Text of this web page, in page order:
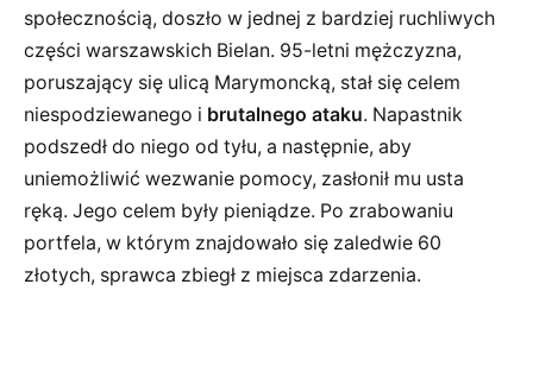
społecznością, doszło w jednej z bardziej ruchliwych
części warszawskich Bielan. 95-letni mężczyzna,
poruszający się ulicą Marymoncką, stał się celem
niespodziewanego i brutalnego ataku. Napastnik
podszedł do niego od tyłu, a następnie, aby
uniemożliwić wezwanie pomocy, zasłonił mu usta
ręką. Jego celem były pieniądze. Po zrabowaniu
portfela, w którym znajdowało się zaledwie 60
złotych, sprawca zbiegł z miejsca zdarzenia.